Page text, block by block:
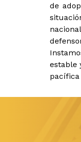
de
estable